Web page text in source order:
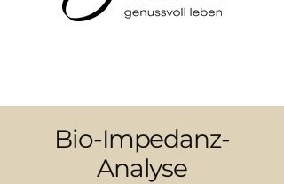
Bio-Impedanz-
Analyse